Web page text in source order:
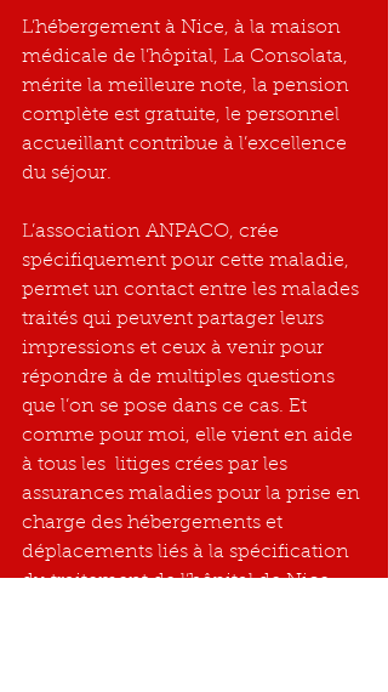
L’hébergement à Nice, à la maison
médicale de l’hôpital, La Consolata,
mérite la meilleure note, la pension
complète est gratuite, le personnel
accueillant contribue à l’excellence
du séjour.
L’association ANPACO, crée
spécifiquement pour cette maladie,
permet un contact entre les malades
traités qui peuvent partager leurs
impressions et ceux à venir pour
répondre à de multiples questions
que l’on se pose dans ce cas. Et
comme pour moi, elle vient en aide
à tous les  litiges crées par les
assurances maladies pour la prise en
charge des hébergements et
déplacements liés à la spécification
du traitement de l’hôpital de Nice.